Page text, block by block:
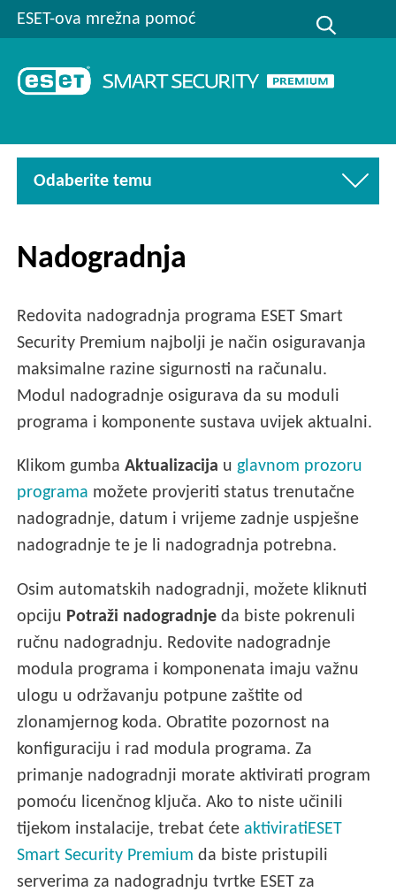
ESET-ova mrežna pomoć
Odaberite temu
Nadogradnja
Redovita nadogradnja programa ESET Smart
Security Premium najbolji je način osiguravanja
maksimalne razine sigurnosti na računalu.
Modul nadogradnje osigurava da su moduli
programa i komponente sustava uvijek aktualni.
Klikom gumbaAktualizacija uglavnom prozoru
programa možete provjeriti status trenutačne
nadogradnje, datum i vrijeme zadnje uspješne
nadogradnje te je li nadogradnja potrebna.
Osim automatskih nadogradnji, možete kliknuti
opciju Potraži nadogradnje da biste pokrenuli
ručnu nadogradnju. Redovite nadogradnje
modula programa i komponenata imaju važnu
ulogu u održavanju potpune zaštite od
zlonamjernog koda. Obratite pozornost na
konfiguraciju i rad modula programa. Za
primanje nadogradnji morate aktivirati program
pomoću licenčnog ključa. Ako to niste učinili
tijekom instalacije, trebat ćeteaktiviratiESET
Smart Security Premium da biste pristupili
serverima za nadogradnju tvrtke ESET za